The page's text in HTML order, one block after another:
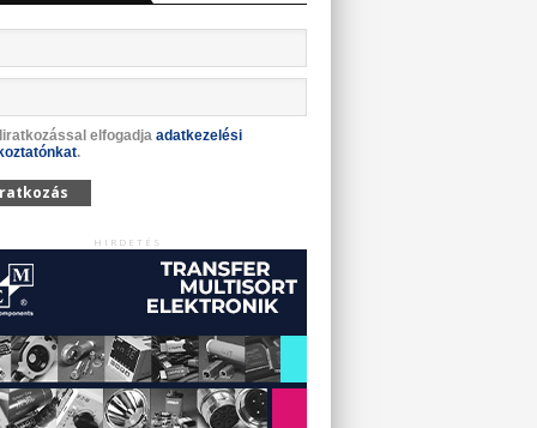
elfogadja adatkezelési
.
HIRDETÉS